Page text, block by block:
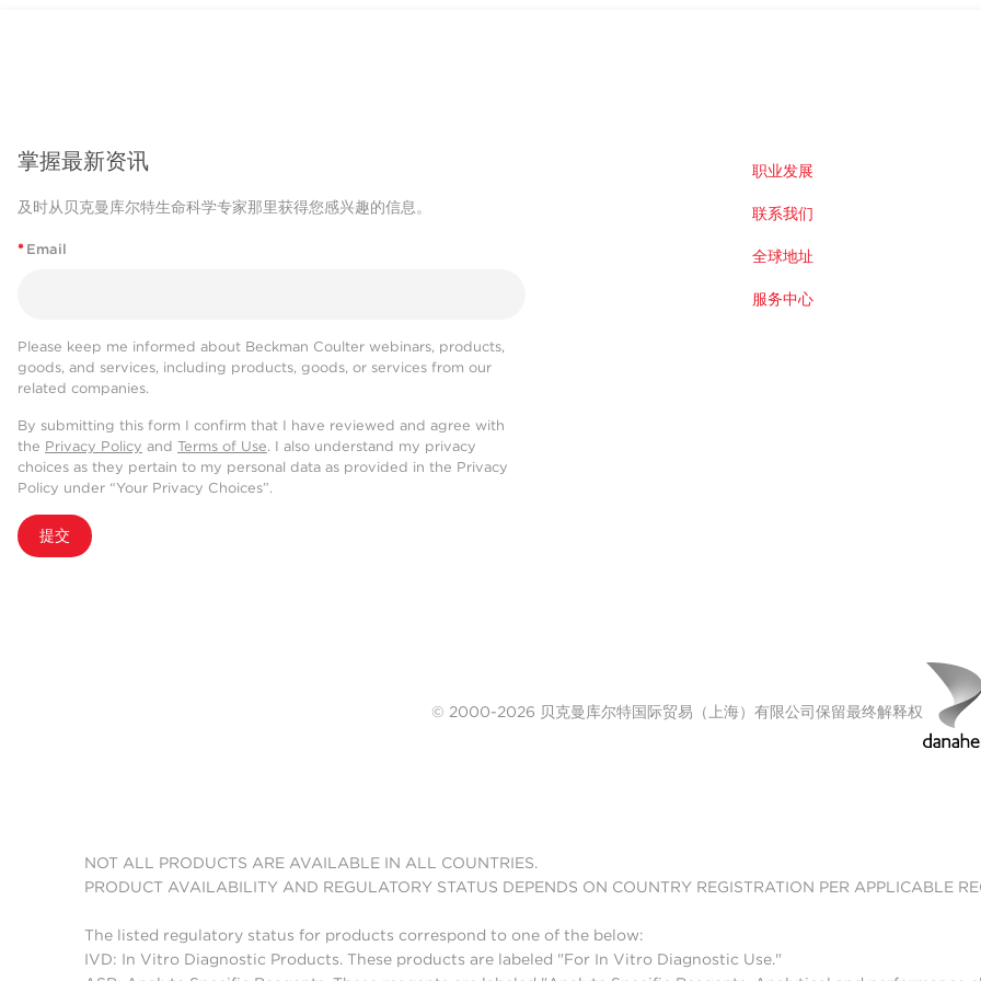
掌握最新资讯
及时从贝克曼库尔特生命科学专家那里获得您感兴趣的信息。
* Email
Please keep me informed about Beckman Coulter webinars, products,
goods, and services, including products, goods, or services from our
related companies.
By submitting this form I confirm that I have reviewed and agree with
the Privacy Policy and Terms of Use. I also understand my privacy
choices as they pertain to my personal data as provided in the Privacy
Policy under “Your Privacy Choices”.
提交
职业发展
联系我们
全球地址
服务中心
© 2000-2026 贝克曼库尔特国际贸易（上海）有限公司保留最终解释权
NOT ALL PRODUCTS ARE AVAILABLE IN ALL COUNTRIES.
PRODUCT AVAILABILITY AND REGULATORY STATUS DEPENDS ON COUNTRY REGISTRATION PER APPLICABLE
The listed regulatory status for products correspond to one of the below:
IVD: In Vitro Diagnostic Products. These products are labeled "For In Vitro Diagnostic Use."